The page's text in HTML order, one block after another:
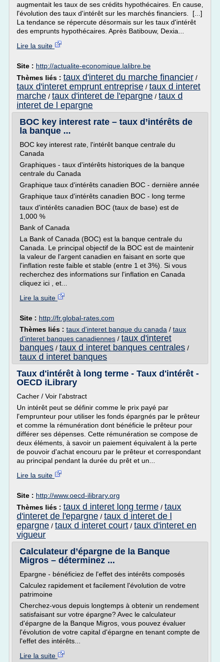
augmentait les taux de ses crédits hypothécaires. En cause,
l'évolution des taux d'intérêt sur les marchés financiers. [...]
La tendance se répercute désormais sur les taux d'intérêt
des emprunts hypothécaires. Après Batibouw, Dexia...
Lire la suite
Site : http://actualite-economique.lalibre.be
Thèmes liés : taux d'interet du marche financier /
taux d'interet emprunt entreprise / taux d interet
marche / taux d'interet de l'epargne / taux d
interet de l epargne
BOC key interest rate – taux d’intérêts de
la banque ...
BOC key interest rate, l'intérêt banque centrale du
Canada
Graphiques - taux d'intérêts historiques de la banque
centrale du Canada
Graphique taux d'intérêts canadien BOC - dernière année
Graphique taux d'intérêts canadien BOC - long terme
taux d'intérêts canadien BOC (taux de base) est de
1,000 %
Bank of Canada
La Bank of Canada (BOC) est la banque centrale du
Canada. Le principal objectif de la BOC est de maintenir
la valeur de l'argent canadien en faisant en sorte que
l'inflation reste faible et stable (entre 1 et 3%). Si vous
recherchez des informations sur l'inflation en Canada
cliquez ici , et...
Lire la suite
Site : http://fr.global-rates.com
Thèmes liés : taux d'interet banque du canada / taux
d'interet banques canadiennes / taux d'interet
banques / taux d interet banques centrales /
taux d interet banques
Taux d'intérêt à long terme - Taux d'intérêt -
OECD iLibrary
Cacher / Voir l'abstract
Un intérêt peut se définir comme le prix payé par
l'emprunteur pour utiliser les fonds épargnés par le prêteur
et comme la rémunération dont bénéficie le prêteur pour
différer ses dépenses. Cette rémunération se compose de
deux éléments, à savoir un paiement équivalent à la perte
de pouvoir d'achat encouru par le prêteur et correspondant
au principal pendant la durée du prêt et un...
Lire la suite
Site : http://www.oecd-ilibrary.org
Thèmes liés : taux d interet long terme / taux
d'interet de l'epargne / taux d interet de l
epargne / taux d interet court / taux d'interet en
vigueur
Calculateur d’épargne de la Banque
Migros – déterminez ...
Epargne - bénéficiez de l'effet des intérêts composés
Calculez rapidement et facilement l'évolution de votre
patrimoine
Cherchez-vous depuis longtemps à obtenir un rendement
satisfaisant sur votre épargne? Avec le calculateur
d'épargne de la Banque Migros, vous pouvez évaluer
l'évolution de votre capital d'épargne en tenant compte de
l'effet des intérêts...
Lire la suite